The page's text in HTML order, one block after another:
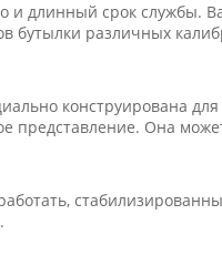
и длинный срок службы.
бутылки различных
конструирована
представление. Она